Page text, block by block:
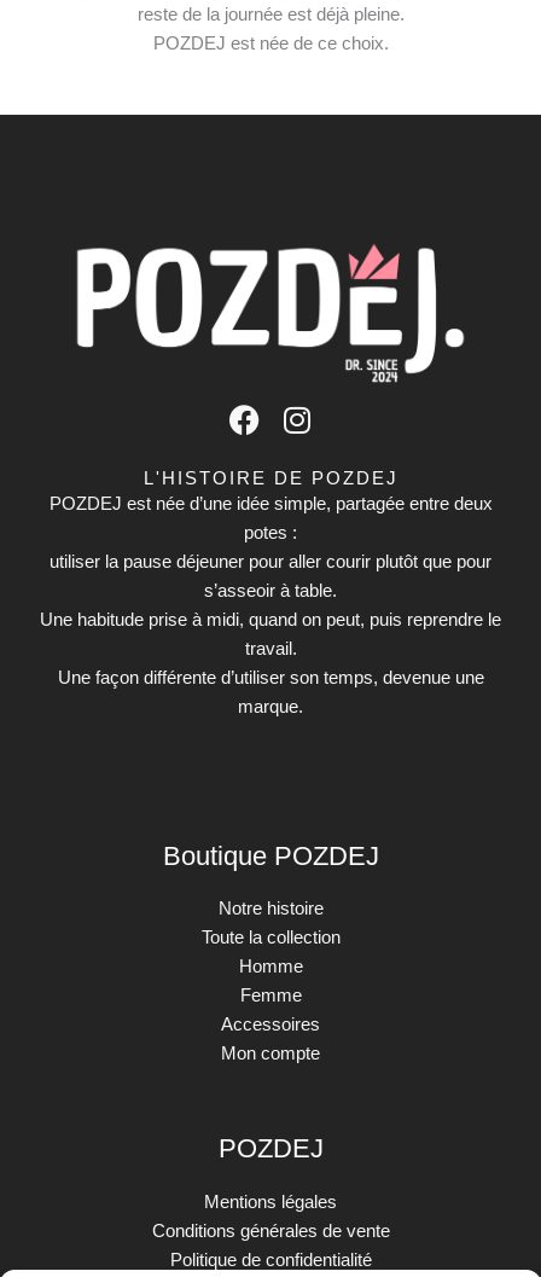
reste de la journée est déjà pleine.
POZDEJ est née de ce choix.
F
c
e
b
o
o
k
I
s
t
a
g
r
a
m
L'HISTOIRE DE POZDEJ
POZDEJ est née d’une idée simple, partagée entre deux
potes :
utiliser la pause déjeuner pour aller courir plutôt que pour
s’asseoir à table.
Une habitude prise à midi, quand on peut, puis reprendre le
travail.
Une façon différente d’utiliser son temps, devenue une
marque.
Boutique POZDEJ
Notre histoire
Toute la collection
Homme
Femme
Accessoires
Mon compte
POZDEJ
Mentions légales
Conditions générales de vente
Politique de confidentialité